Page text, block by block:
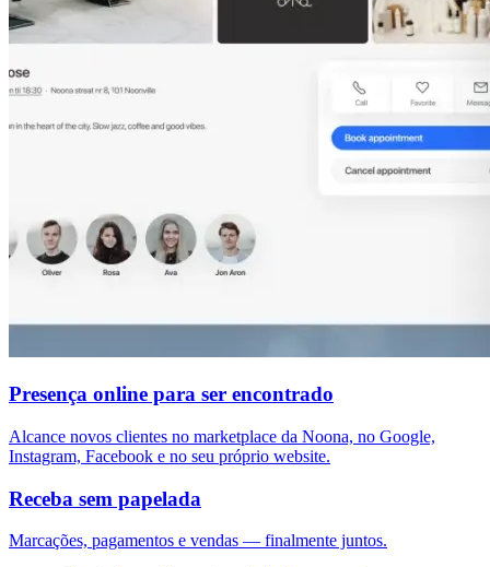
Presença online para ser encontrado
Alcance novos clientes no marketplace da Noona, no Google,
Instagram, Facebook e no seu próprio website.
Receba sem papelada
Marcações, pagamentos e vendas — finalmente juntos.